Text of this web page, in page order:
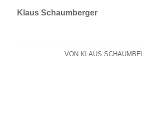
Klaus Schaumberger
VON KLAUS